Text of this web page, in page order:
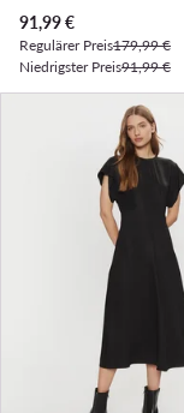
Aktueller Preis
91,99€
Regulärer Preis179,99 €
Niedrigster Preis91,99 €